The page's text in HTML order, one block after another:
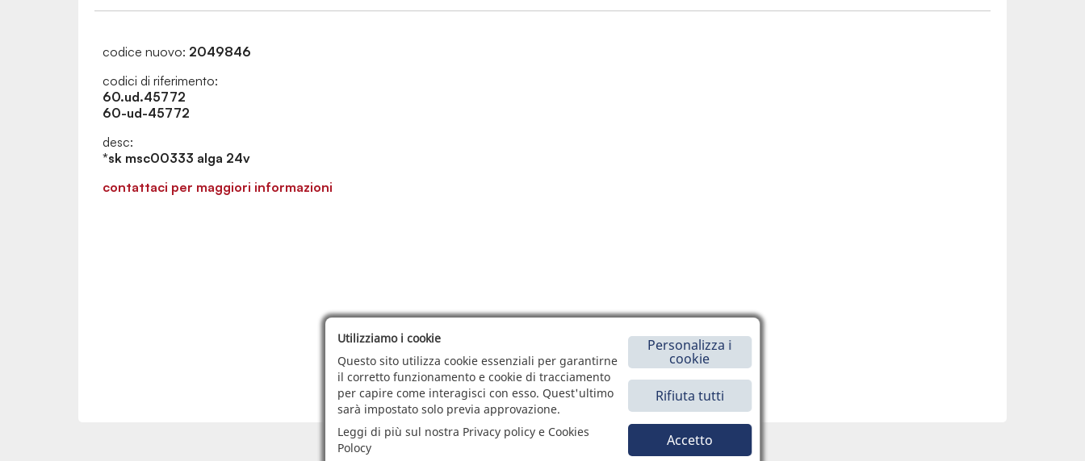
codice nuovo: 2049846
codici di riferimento:
60.ud.45772
60-ud-45772
desc:
*sk msc00333 alga 24v
contattaci per maggiori informazioni
Utilizziamo i cookie
Questo sito utilizza cookie essenziali per garantirne
il corretto funzionamento e cookie di tracciamento
per capire come interagisci con esso. Quest'ultimo
sarà impostato solo previa approvazione.
Leggi di più sul nostra Privacy policy e Cookies
Polocy
Personalizza i
cookie
Rifiuta tutti
Accetto